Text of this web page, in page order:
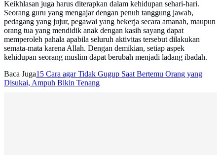
Keikhlasan juga harus diterapkan dalam kehidupan sehari-hari.
Seorang guru yang mengajar dengan penuh tanggung jawab,
pedagang yang jujur, pegawai yang bekerja secara amanah, maupun
orang tua yang mendidik anak dengan kasih sayang dapat
memperoleh pahala apabila seluruh aktivitas tersebut dilakukan
semata-mata karena Allah. Dengan demikian, setiap aspek
kehidupan seorang muslim dapat berubah menjadi ladang ibadah.
Baca Juga15 Cara agar Tidak Gugup Saat Bertemu Orang yang
Disukai, Ampuh Bikin Tenang